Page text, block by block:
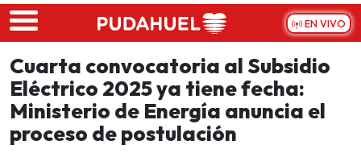
Skip to main content
EN VIVO
Cuarta convocatoria al Subsidio
Eléctrico 2025 ya tiene fecha:
Ministerio de Energía anuncia el
proceso de postulación